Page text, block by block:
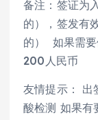
备注：签证为
的），签发有
的） 如果需
200人民币
友情提示： 出
酸检测 如果有